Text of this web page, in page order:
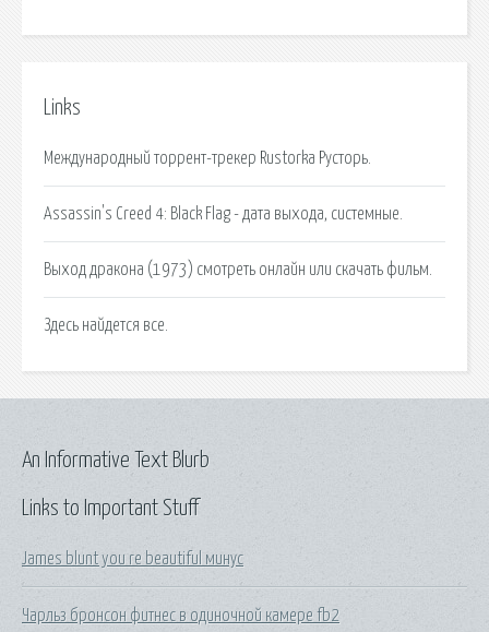
Links
Международный торрент-трекер Rustorka Русторь.
Assassin's Creed 4: Black Flag - дата выхода, системные.
Выход дракона (1973) смотреть онлайн или скачать фильм.
Здесь найдется все.
Links to Important Stuff
James blunt you re beautiful минус
Чарльз бронсон фитнес в одиночной камере fb2
An Informative Text Blurb